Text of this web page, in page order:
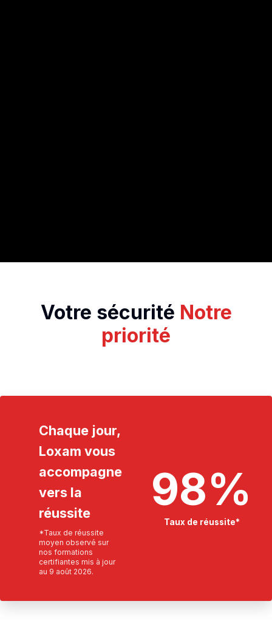
Votre sécurité Notre
priorité
Chaque jour,
Loxam vous
accompagne
vers la
réussite
*Taux de réussite
moyen observé sur
nos formations
certifiantes mis à jour
au 9 août 2026.
98%
Taux de réussite*